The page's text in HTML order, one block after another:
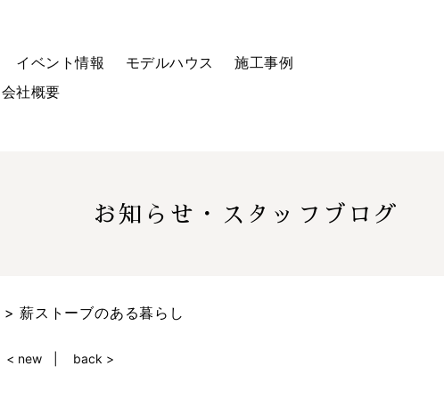
お知らせ・スタッフブログ
イベント情報 モデルハウス
施工事例
会社概要
薪ストーブのある暮らし
< new back >